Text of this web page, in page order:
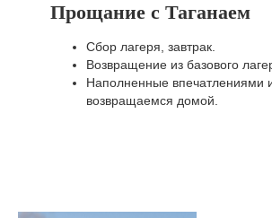
Прощание с Таганаем
Сбор лагеря, завтрак.
Возвращение из базового
Наполненные впечатлениями
возвращаемся домой.
ОСОБЕННОСТИ
ПРОГРАММЫ